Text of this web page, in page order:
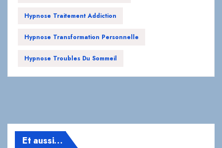
Hypnose Traitement Addiction
Hypnose Transformation Personnelle
Hypnose Troubles Du Sommeil
Et aussi…